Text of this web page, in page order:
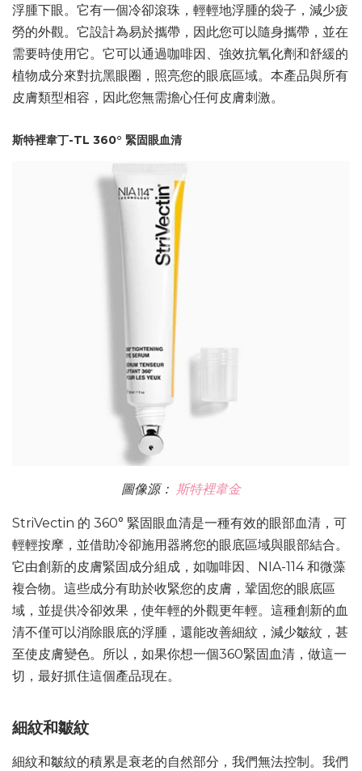
浮腫下眼。它有一個冷卻滾珠，輕輕地浮腫的袋子，減少疲
勞的外觀。它設計為易於攜帶，因此您可以隨身攜帶，並在
需要時使用它。它可以通過咖啡因、強效抗氧化劑和舒緩的
植物成分來對抗黑眼圈，照亮您的眼底區域。本產品與所有
皮膚類型相容，因此您無需擔心任何皮膚刺激。
斯特裡韋丁-TL 360° 緊固眼血清
圖像源： 斯特裡韋金
StriVectin 的 360° 緊固眼血清是一種有效的眼部血清，可
輕輕按摩，並借助冷卻施用器將您的眼底區域與眼部結合。
它由創新的皮膚緊固成分組成，如咖啡因、NIA-114 和微藻
複合物。這些成分有助於收緊您的皮膚，鞏固您的眼底區
域，並提供冷卻效果，使年輕的外觀更年輕。這種創新的血
清不僅可以消除眼底的浮腫，還能改善細紋，減少皺紋，甚
至使皮膚變色。所以，如果你想一個360緊固血清，做這一
切，最好抓住這個產品現在。
細紋和皺紋
細紋和皺紋的積累是衰老的自然部分，我們無法控制。我們